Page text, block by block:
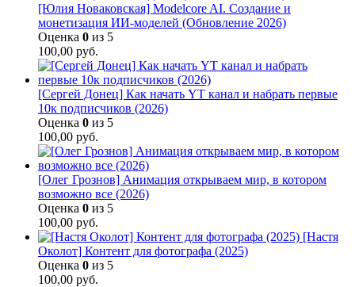
[Юлия Новаковская] Modelcore AI. Создание и
монетизация ИИ-моделей (Обновление 2026)
Оценка 0 из 5
100,00 руб.
[Сергей Донец] Как начать YT канал и набрать первые
10к подписчиков (2026)
Оценка 0 из 5
100,00 руб.
[Олег Грознов] Анимация открываем мир, в котором
возможно все (2026)
Оценка 0 из 5
100,00 руб.
[Настя
Околот] Контент для фотографа (2025)
Оценка 0 из 5
100,00 руб.